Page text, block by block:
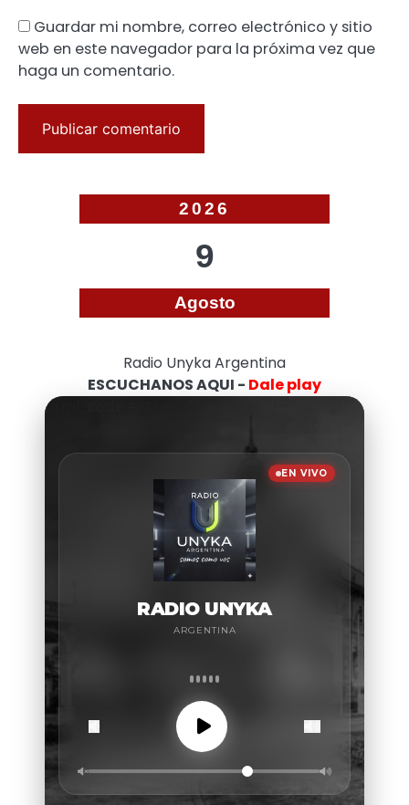
Guardar mi nombre, correo electrónico y sitio
web en este navegador para la próxima vez que
haga un comentario.
2026
9
Agosto
Radio Unyka Argentina
ESCUCHANOS AQUI - Dale play